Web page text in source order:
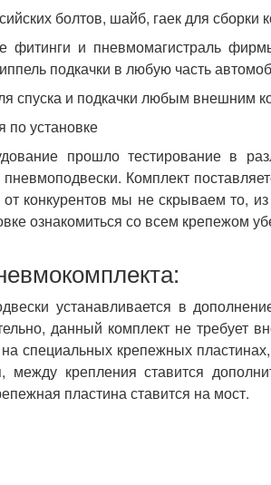
болтов, шайб, гаек для сборки
фитинги и пневмомагистраль
подкачки в любую часть
спуска и подкачки любым внешним
по установке
прошло тестирование в
пневмоподвески. Комплект
конкурентов мы не скрываем то,
ознакомиться со всем крепежом
устанавливается в
данный комплект не
специальных крепежных
между крепления ставится
пластина ставится на мост.